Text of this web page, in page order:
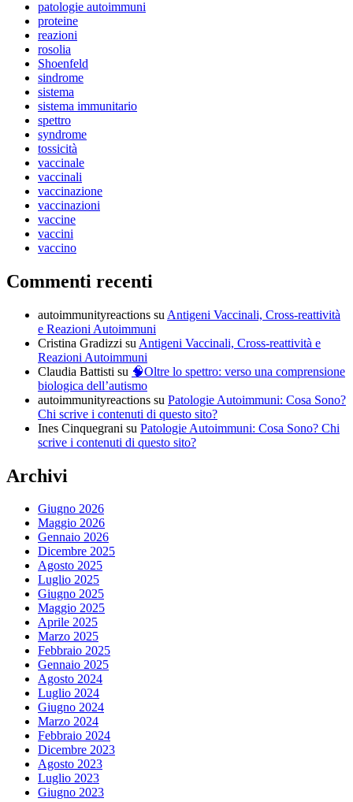
patologie autoimmuni
proteine
reazioni
rosolia
Shoenfeld
sindrome
sistema
sistema immunitario
spettro
syndrome
tossicità
vaccinale
vaccinali
vaccinazione
vaccinazioni
vaccine
vaccini
vaccino
Commenti recenti
autoimmunityreactions su Antigeni Vaccinali, Cross-reattività
e Reazioni Autoimmuni
Cristina Gradizzi su Antigeni Vaccinali, Cross-reattività e
Reazioni Autoimmuni
Claudia Battisti su 🧠Oltre lo spettro: verso una comprensione
biologica dell’autismo
autoimmunityreactions su Patologie Autoimmuni: Cosa Sono?
Chi scrive i contenuti di questo sito?
Ines Cinquegrani su Patologie Autoimmuni: Cosa Sono? Chi
scrive i contenuti di questo sito?
Archivi
Giugno 2026
Maggio 2026
Gennaio 2026
Dicembre 2025
Agosto 2025
Luglio 2025
Giugno 2025
Maggio 2025
Aprile 2025
Marzo 2025
Febbraio 2025
Gennaio 2025
Agosto 2024
Luglio 2024
Giugno 2024
Marzo 2024
Febbraio 2024
Dicembre 2023
Agosto 2023
Luglio 2023
Giugno 2023